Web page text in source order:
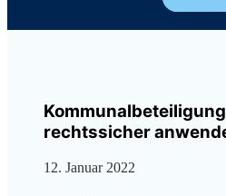
rechtssicher
12. Januar 2022